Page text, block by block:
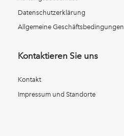
Datenschutzerklärung
Allgemeine Geschäftsbedingungen
Kontaktieren Sie uns
Kontakt
Impressum und Standorte